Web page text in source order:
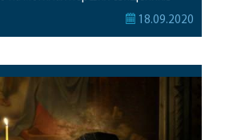
які знаходяться на закритому
Іоанна Предтечі у Вінниці. Село
батьківщиною для отця […]
18.09.2020